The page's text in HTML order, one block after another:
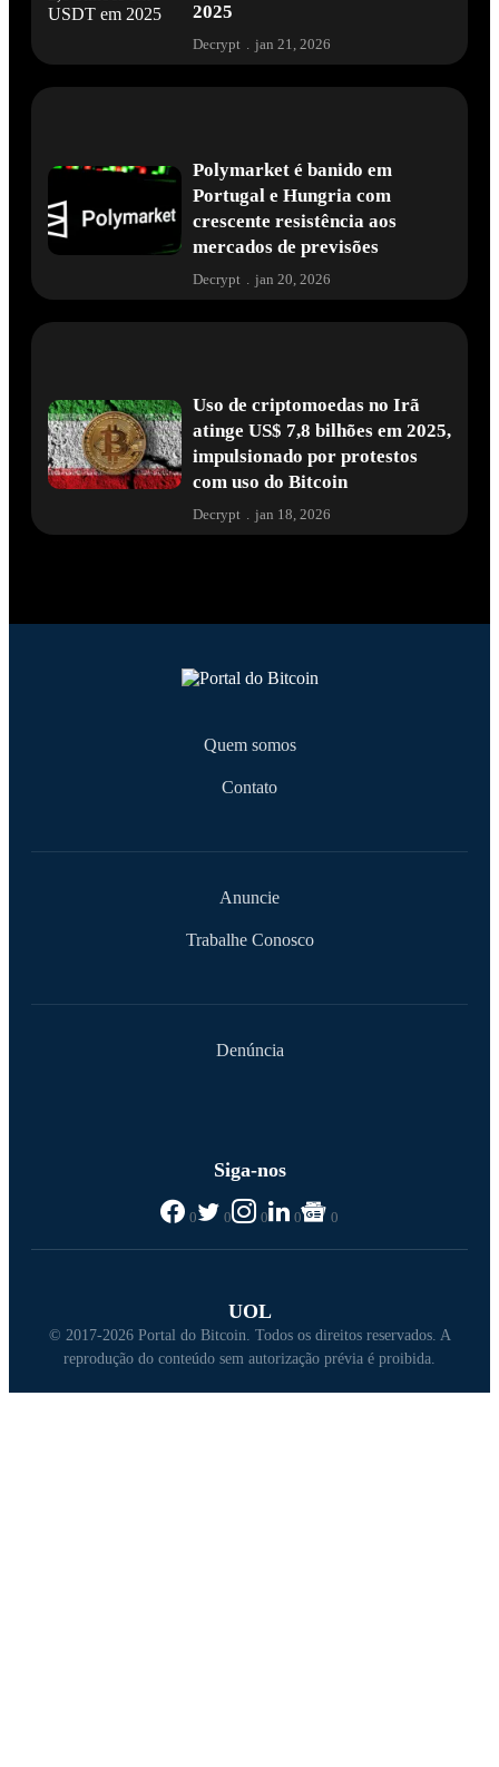
2025
Decrypt . jan 21, 2026
Polymarket é banido em
Portugal e Hungria com
crescente resistência aos
mercados de previsões
Decrypt . jan 20, 2026
Uso de criptomoedas no Irã
atinge US$ 7,8 bilhões em 2025,
impulsionado por protestos
com uso do Bitcoin
Decrypt jan 18, 2026
Quem somos
Contato
Anuncie
Trabalhe Conosco
Denúncia
Siga-nos
0 0 0 0 0
UOL
© 2017-2026 Portal do Bitcoin. Todos os direitos reservados. A
reprodução do conteúdo sem autorização prévia é proibida.